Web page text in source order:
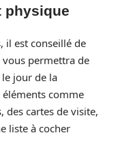
physique
il est conseillé de
vous permettra de
le jour de la
comme
des cartes de visite,
liste à cocher